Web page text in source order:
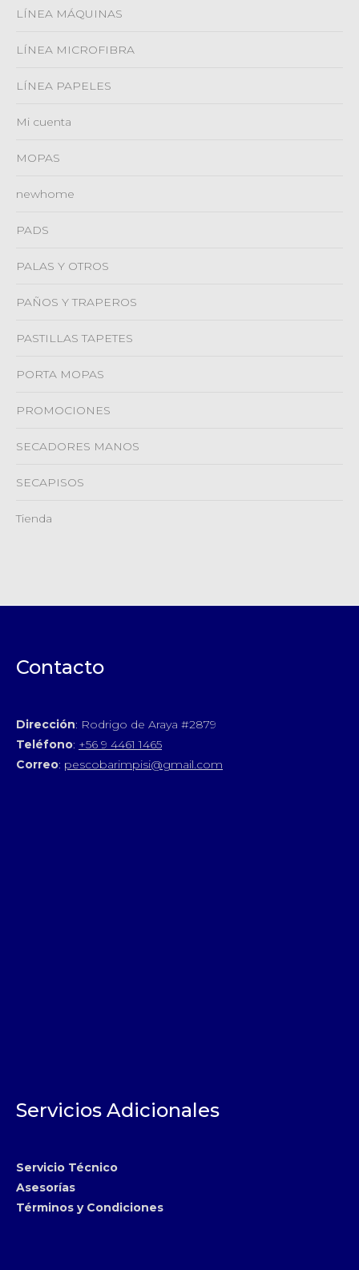
LÍNEA MÁQUINAS
LÍNEA MICROFIBRA
LÍNEA PAPELES
Mi cuenta
MOPAS
newhome
PADS
PALAS Y OTROS
PAÑOS Y TRAPEROS
PASTILLAS TAPETES
PORTA MOPAS
PROMOCIONES
SECADORES MANOS
SECAPISOS
Tienda
Contacto
Dirección: Rodrigo de Araya #2879
Teléfono: +56 9 4461 1465
Correo: pescobarimpisi@gmail.com
Servicios Adicionales
Servicio Técnico
Asesorías
Términos y Condiciones